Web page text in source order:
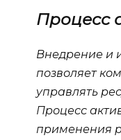
Процесс
Внедрение и
позволяет
управлять
Процесс
применения